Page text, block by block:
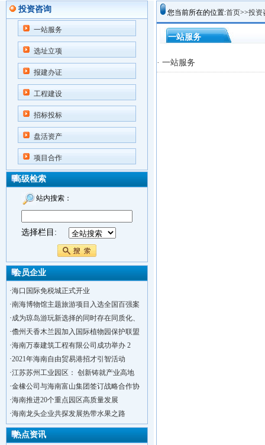
投资咨询
一站服务
选址立项
报建办证
工程建设
招标投标
盘活资产
项目合作
高级检索
站内搜索：
选择栏目:
会员企业
·海口国际免税城正式开业
·南海博物馆主题旅游项目入选全国百强案
·成为琼岛游玩新选择的同时存在同质化、
·儋州天香木兰园加入国际植物园保护联盟
·海南万泰建筑工程有限公司成功举办 2
·2021年海南自由贸易港招才引智活动
·江苏苏州工业园区： 创新铸就产业高地
·金橡公司与海南富山集团签订战略合作协
·海南推进20个重点园区高质量发展
·海南龙头企业共探发展热带水果之路
热点资讯
您当前所在的位置:首页>>投资
一站服务
· 一站服务